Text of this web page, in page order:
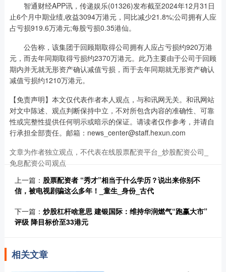
智通财经APP讯，传递娱乐(01326)发布截至2024年12月31日
止6个月中期业绩,收益3094万港元，同比减少21.8%;公司拥有人应
占亏损919.6万港元;每股亏损0.35港仙。
公告称，该集团于回顾期取得公司拥有人应占亏损约920万港
元，而去年同期取得亏损约2370万港元。此乃主要由于公司于回顾
期内并无就无形资产确认减值亏损，而于去年同期就无形资产确认
减值亏损约1210万港元。
【免责声明】本文仅代表作者本人观点，与和讯网无关。和讯网站
对文中陈述、观点判断保持中立，不对所包含内容的准确性、可靠
性或完整性提供任何明示或暗示的保证。请读者仅作参考，并请自
行承担全部责任。邮箱：news_center@staff.hexun.com
文章为作者独立观点，不代表在线股票配资平台_炒股配资公司_
免息配资公司观点
上一篇： 股票配资者 “秀才”相当于什么学历？说出来你别不
信，被电视剧骗这么多年！_童生_身份_古代
下一篇： 炒股杠杆啥意思 建银国际：维持华润燃气“跑赢大市”
评级 降目标价至33港元
相关文章